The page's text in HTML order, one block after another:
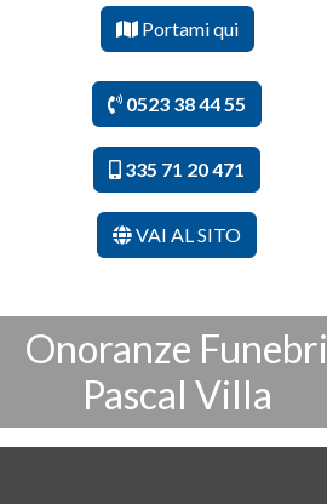
Portami qui
0523 38 44 55
335 71 20 471
VAI AL SITO
Onoranze Funebri
Pascal Villa